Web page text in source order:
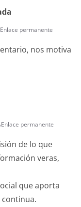
Enlace permanente
nos motiva
Enlace permanente
de lo que
veras,
que aporta